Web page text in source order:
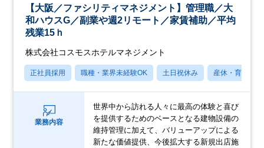
【大阪／ファシリティマネジメント】管理職／大
和ハウスG／副業や週2リモート／家賃補助／平均
残業15ｈ
株式会社コスモスホテルマネジメント
正社員採用 職種・業界未経験OK 土日祝休み 産休・育休あり
業務内容
世界中から訪れる人々に最高の体験と喜び
を提供するためのベースとなる建物設備の
維持管理に加えて、バリューアップによる
新たな価値提供、今後拡大する新規出店施